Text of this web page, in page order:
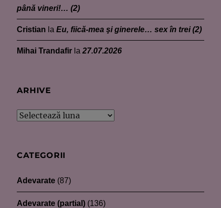
până vineri!… (2)
Cristian laEu, fiică-mea şi ginerele… sex în trei (2)
Mihai Trandafir la27.07.2026
ARHIVE
Arhive
CATEGORII
Adevarate (87)
Adevarate (partial) (136)